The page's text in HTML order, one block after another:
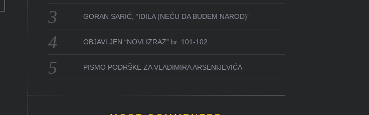
GORAN SARIĆ, “IDILA (NEĆU DA BUDEM NAROD)”
OBJAVLJEN “NOVI IZRAZ” br. 101-102
PISMO PODRŠKE ZA VLADIMIRA ARSENIJEVIĆA